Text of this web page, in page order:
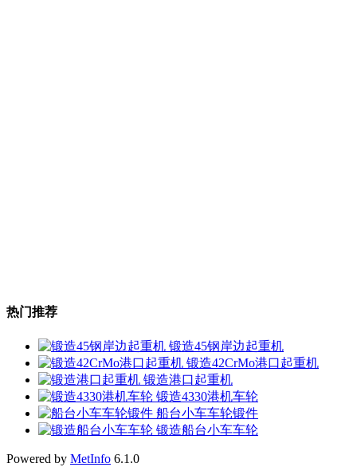
热门推荐
锻造45钢岸边起重机
锻造42CrMo港口起重机
锻造港口起重机
锻造4330港机车轮
船台小车车轮锻件
锻造船台小车车轮
Powered by MetInfo 6.1.0